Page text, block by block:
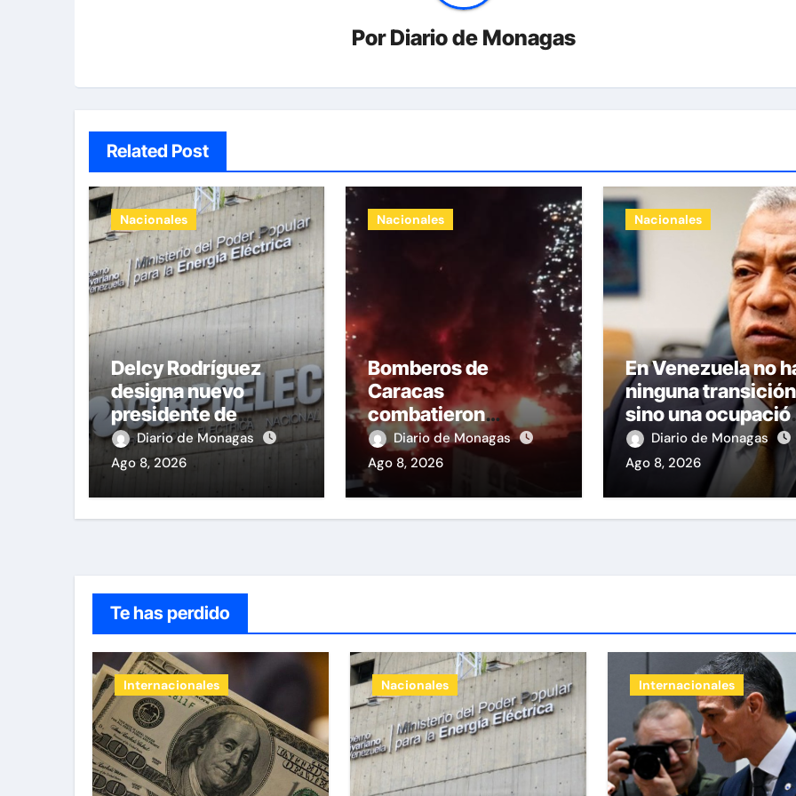
PorDiario de Monagas
Related Post
Nacionales
Delcy Rodríguez
designa nuevo
presidente de
Corpoelec y nuevo
viceministro de
Diario de Monagas
Ago 8, 2026
Nacionales
Bomberos de
Caracas
combatieron
incendio de gran
magnitud en zona
industrial de El
Diario de Monagas
Ago 8, 2026
Nacionales
En Venezuela no
ninguna transición
sino una
la fuerza
Diario de Monagas
Ago 8, 2026
Te has perdido
Internacionales Nacionales Internacionales